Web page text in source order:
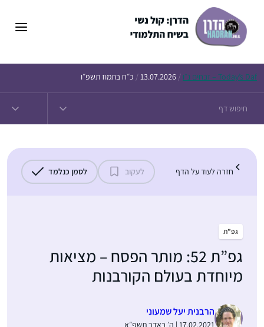
Today’s Daf – זבחים נ״ו /
13.07.2026
/ כ״ח בתמוז תשפ״ו
חזרה לעוד על הדף לעקוב לסמן כנלמד
גפ”ת
גפ”ת 52: מותר הפסח – מציאות
מיוחדת בעולם הקורבנות
הרבנית יעל שמעוני
17.02.2021 | ה׳ באדר תשפ״א